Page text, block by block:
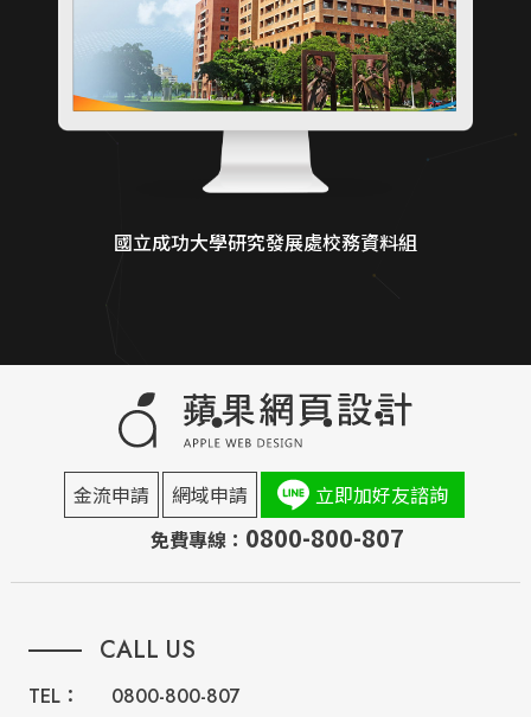
國立成功大學研究發展處校務資料組
金流申請 網域申請
立即加好友諮詢
免費專線： 0800-800-807
CALL US
TEL：
0800-800-807